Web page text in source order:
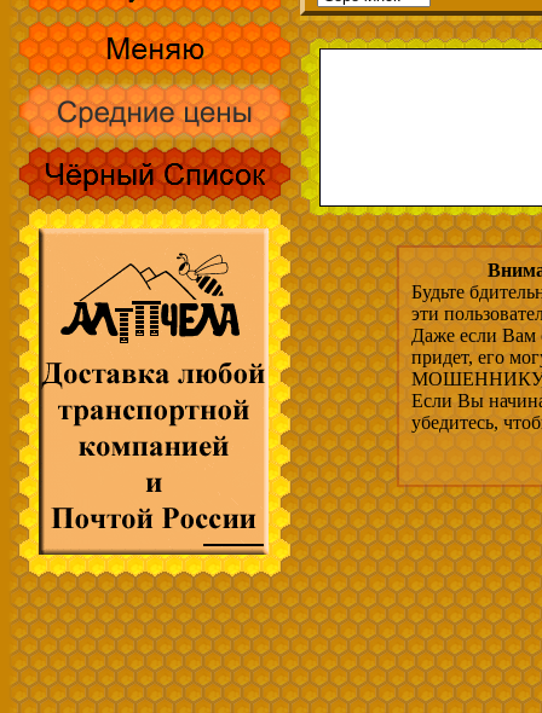
Будьте
эти
Даже если Вам
придет, его
МОШЕННИКУ,
Если Вы
убедитесь,